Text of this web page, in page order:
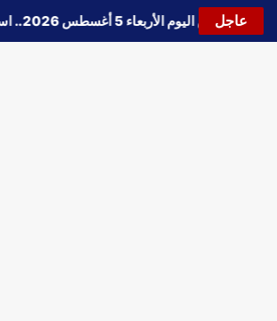
عاجل
🔵حالة الطقس اليوم الأربعاء 5 أغسطس 2026.. استمرار انخفاض الحرارة وتحذيرات من الشبورة واضطراب الملاحة